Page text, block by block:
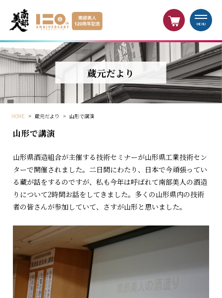
MENU
蔵元だより
HOME > 蔵元だより > 山形で講演
山形で講演
山形県酒造組合が主催する技術セミナーが山形県工業技術セン
ターで開催されました。二日間にわたり、日本で今頑張ってい
る蔵が話をするのですが、私も今年は呼ばれて南部美人の酒造
りについて2時間お話をしてきました。多くの山形県内の技術
者の皆さんが参加していて、さすが山形と思いました。